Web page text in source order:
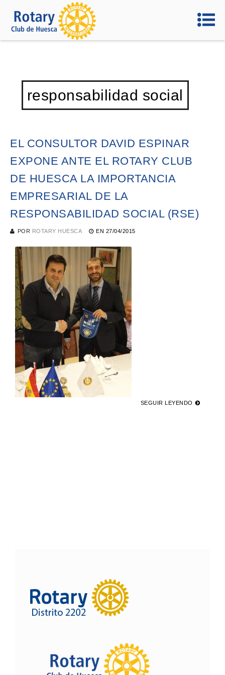
responsabilidad social
EL CONSULTOR DAVID ESPINAR
EXPONE ANTE EL ROTARY CLUB
DE HUESCA LA IMPORTANCIA
EMPRESARIAL DE LA
RESPONSABILIDAD SOCIAL (RSE)
POR ROTARY HUESCA EN 27/04/2015
SEGUIR LEYENDO